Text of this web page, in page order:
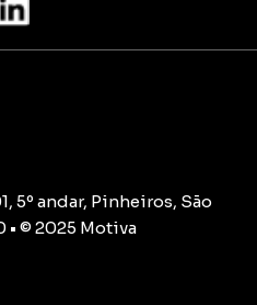
5º andar, Pinheiros, São
• © 2025 Motiva